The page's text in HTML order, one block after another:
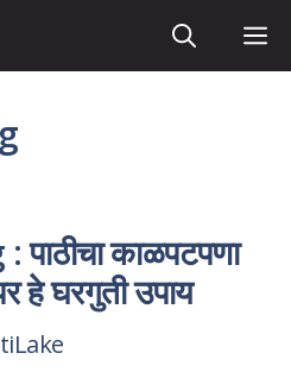
काळपटपणा
हे घरगुती उपाय